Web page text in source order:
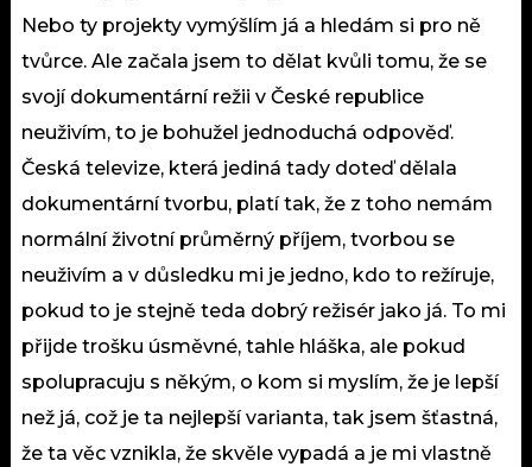
Nebo ty projekty vymýšlím já a hledám si pro ně
tvůrce. Ale začala jsem to dělat kvůli tomu, že se
svojí dokumentární režii v České republice
neuživím, to je bohužel jednoduchá odpověď.
Česká televize, která jediná tady doteď dělala
dokumentární tvorbu, platí tak, že z toho nemám
normální životní průměrný příjem, tvorbou se
neuživím a v důsledku mi je jedno, kdo to režíruje,
pokud to je stejně teda dobrý režisér jako já. To mi
přijde trošku úsměvné, tahle hláška, ale pokud
spolupracuju s někým, o kom si myslím, že je lepší
než já, což je ta nejlepší varianta, tak jsem šťastná,
že ta věc vznikla, že skvěle vypadá a je mi vlastně